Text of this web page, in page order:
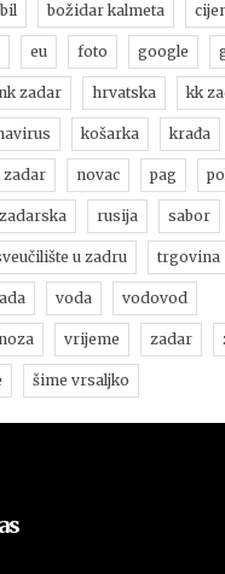
božidar kalmeta
eu foto google
zadar hrvatska kk
košarka krađa
zadar novac pag
rusija sabor
u zadru trgovina
voda vodovod
vrijeme zadar
šime vrsaljko